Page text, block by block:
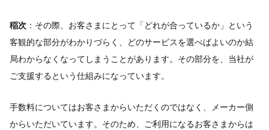
稲次 ：その際、お客さまにとって「どれが合っているか」という
客観的な部分がわかりづらく、どのサービスを選べばよいのか結
局わからなくなってしまうことがあります。その部分を、当社が
ご支援するという仕組みになっています。
手数料についてはお客さまからいただくのではなく、メーカー側
からいただいています。そのため、ご利用になるお客さまからは